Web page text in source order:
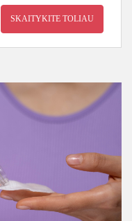
SKAITYKITE TOLIAU